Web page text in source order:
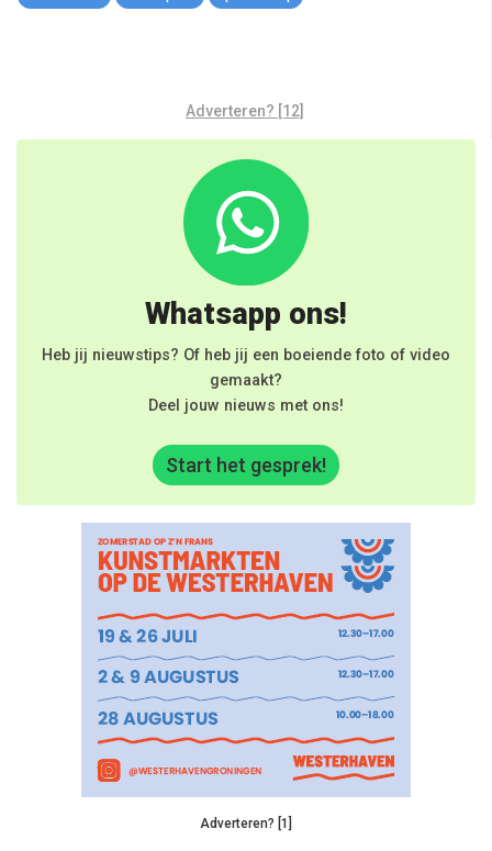
Adverteren? [12]
Whatsapp ons!
Heb jij nieuwstips? Of heb jij een boeiende foto of video
gemaakt?
Deel jouw nieuws met ons!
Start het gesprek!
Adverteren? [1]